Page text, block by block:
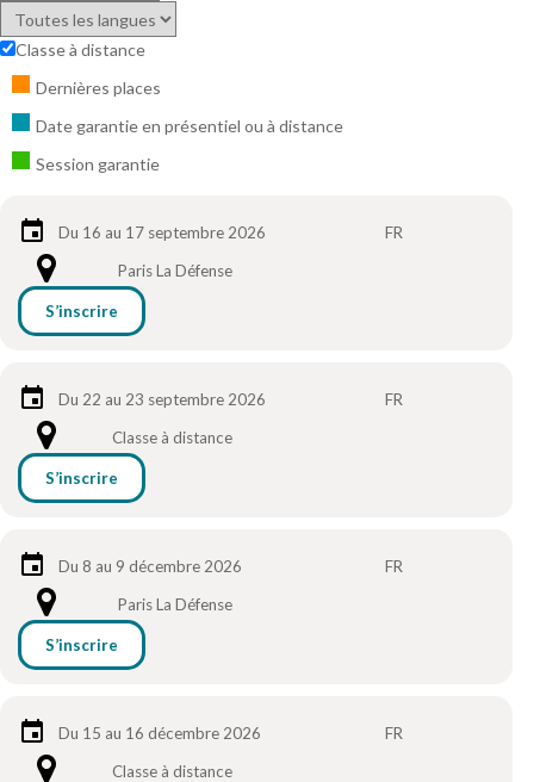
Classe à distance
Dernières places
Date garantie en présentiel ou à distance
Session garantie
Du 16 au 17 septembre 2026
FR
Paris La Défense
S’inscrire
Du 22 au 23 septembre 2026
FR
Classe à distance
S’inscrire
Du 8 au 9 décembre 2026
FR
Paris La Défense
S’inscrire
Du 15 au 16 décembre 2026
FR
Classe à distance